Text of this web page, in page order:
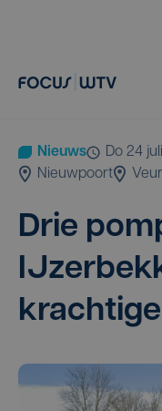
Nieuws
do 24
Nieuwpoort
Drie